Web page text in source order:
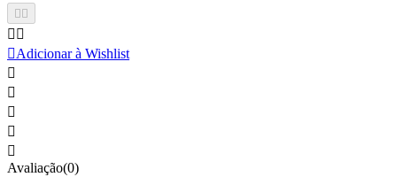
 
 
Adicionar à Wishlist





Avaliação(0)